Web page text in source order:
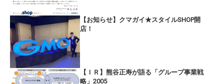
【お知らせ】クマガイ★スタイルSHOP開
店！
【ＩＲ】熊谷正寿が語る「グループ事業戦
略」2005